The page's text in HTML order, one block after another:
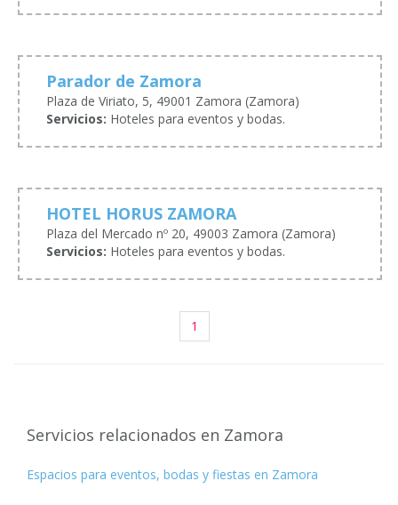
Parador de Zamora
Plaza de Viriato, 5, 49001 Zamora (Zamora)
Servicios: Hoteles para eventos y bodas.
HOTEL HORUS ZAMORA
Plaza del Mercado nº 20, 49003 Zamora (Zamora)
Servicios: Hoteles para eventos y bodas.
1
Servicios relacionados en Zamora
Espacios para eventos, bodas y fiestas en Zamora